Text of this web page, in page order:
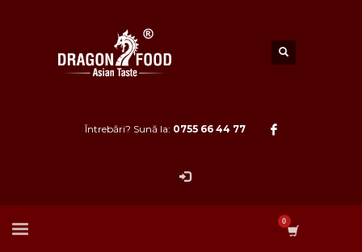
Întrebări? Sună la: 0755 66 44 77